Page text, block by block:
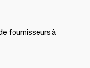
fournisseurs à